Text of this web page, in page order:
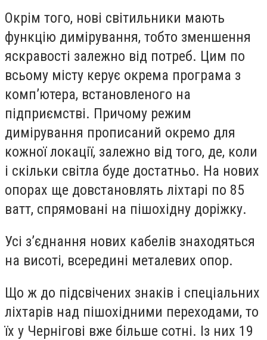
Окрім того, нові світильники мають
функцію димірування, тобто зменшення
яскравості залежно від потреб. Цим по
всьому місту керує окрема програма з
комп’ютера, встановленого на
підприємстві. Причому режим
димірування прописаний окремо для
кожної локації, залежно від того, де, коли
і скільки світла буде достатньо. На нових
опорах ще довстановлять ліхтарі по 85
ватт, спрямовані на пішохідну доріжку.
Усі з’єднання нових кабелів знаходяться
на висоті, всередині металевих опор.
Що ж до підсвічених знаків і спеціальних
ліхтарів над пішохідними переходами, то
їх у Чернігові вже більше сотні. Із них 19